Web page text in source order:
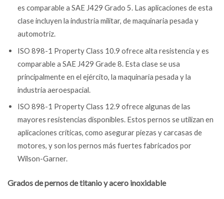
es comparable a SAE J429 Grado 5. Las aplicaciones de esta
clase incluyen la industria militar, de maquinaria pesada y
automotriz.
ISO 898-1 Property Class 10.9 ofrece alta resistencia y es
comparable a SAE J429 Grade 8. Esta clase se usa
principalmente en el ejército, la maquinaria pesada y la
industria aeroespacial.
ISO 898-1 Property Class 12.9 ofrece algunas de las
mayores resistencias disponibles. Estos pernos se utilizan en
aplicaciones críticas, como asegurar piezas y carcasas de
motores, y son los pernos más fuertes fabricados por
Wilson-Garner.
Grados de pernos de titanio y acero inoxidable